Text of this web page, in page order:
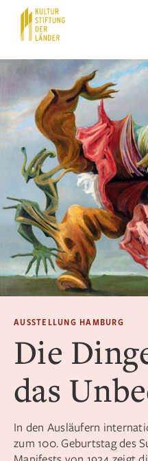
Hauptnavigation
AUSSTELLUNG HAMBURG
Die
das
In den Ausläufern
zum 100. Geburtstag des